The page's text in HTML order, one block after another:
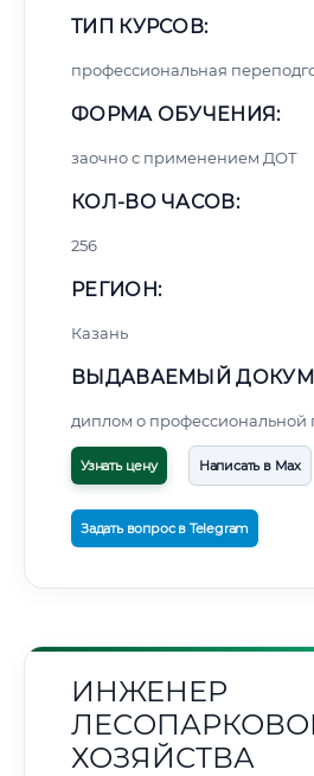
ТИП КУРСОВ:
профессиональная
ФОРМА ОБУЧЕНИЯ:
заочно с применением ДОТ
КОЛ-ВО ЧАСОВ:
256
РЕГИОН:
Казань
ВЫДАВАЕМЫЙ
диплом о профессиональной
Узнать цену Написать в Max
Задать вопрос в Telegram
ИНЖЕНЕР
ХОЗЯЙСТВА